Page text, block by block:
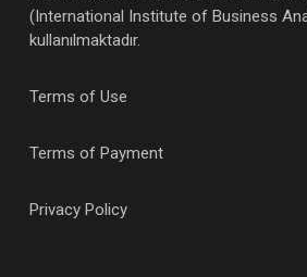
(International Institute of Business
kullanılmaktadır.
Terms of Use
Terms of Payment
Privacy Policy